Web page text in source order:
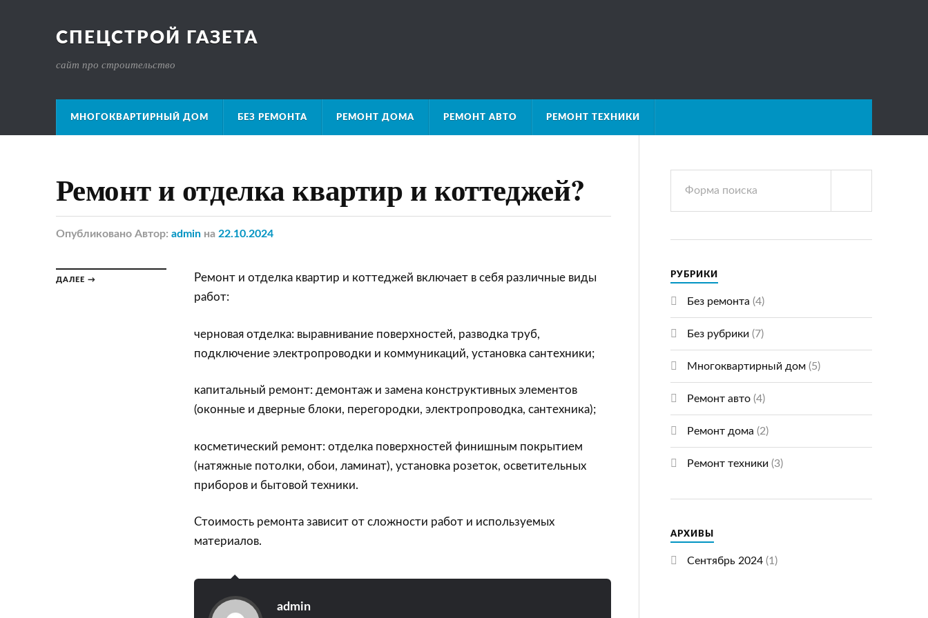
СПЕЦСТРОЙ ГАЗЕТА
сайт про строительство
МНОГОКВАРТИРНЫЙ ДОМ БЕЗ РЕМОНТА РЕМОНТ ДОМА РЕМОНТ АВТО РЕМОНТ ТЕХНИКИ
Ремонт и отделка квартир и коттеджей?
Опубликовано Автор: admin на 22.10.2024
ДАЛЕЕ →
Ремонт и отделка квартир и коттеджей включает в себя различные виды
работ:
черновая отделка: выравнивание поверхностей, разводка труб,
подключение электропроводки и коммуникаций, установка сантехники;
капитальный ремонт: демонтаж и замена конструктивных элементов
(оконные и дверные блоки, перегородки, электропроводка, сантехника);
косметический ремонт: отделка поверхностей финишным покрытием
(натяжные потолки, обои, ламинат), установка розеток, осветительных
приборов и бытовой техники.
Стоимость ремонта зависит от сложности работ и используемых
материалов.
admin
РУБРИКИ
Без ремонта (4)
Без рубрики (7)
Многоквартирный дом(5)
Ремонт авто(4)
Ремонт дома (2)
Ремонт техники (3)
АРХИВЫ
Сентябрь 2024(1)